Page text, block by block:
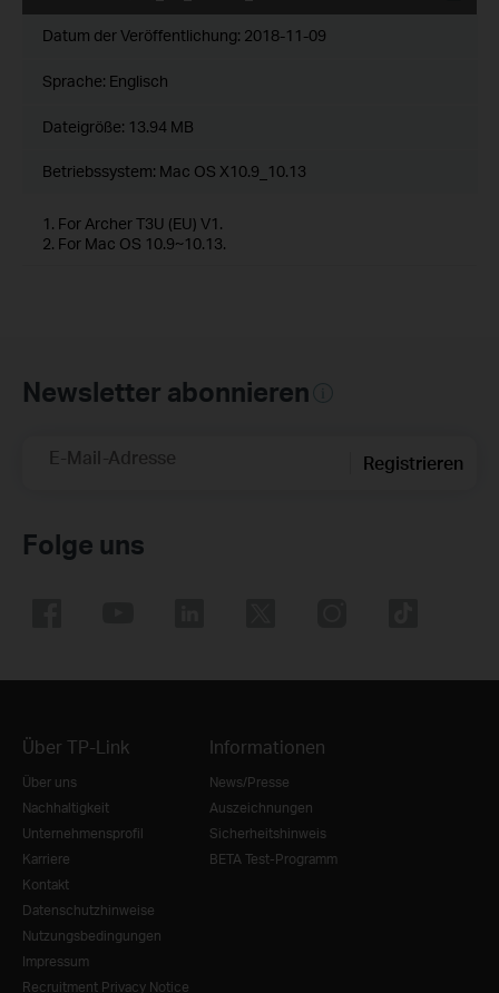
Datum der Veröffentlichung: 2018-11-09
Sprache: Englisch
Dateigröße: 13.94 MB
Betriebssystem: Mac OS X10.9_10.13
1. For Archer T3U (EU) V1.
2. For Mac OS 10.9~10.13.
Newsletter abonnieren
E-Mail-Adresse Registrieren
Folge uns
Über TP-Link
Über uns
Nachhaltigkeit
Unternehmensprofil
Karriere
Kontakt
Datenschutzhinweise
Nutzungsbedingungen
Impressum
Recruitment Privacy Notice
Informationen
News/Presse
Auszeichnungen
Sicherheitshinweis
BETA Test-Programm